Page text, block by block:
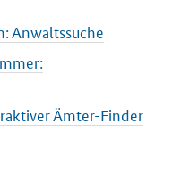
Anwaltssuche
Ämter-Finder